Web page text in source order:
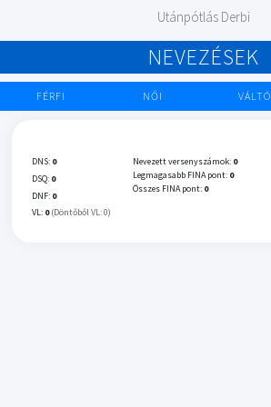
Utánpótlás Derbi
NEVEZÉSEK
FÉRFI NŐI VÁLTÓ
DNS: 0
DSQ: 0
DNF: 0
VL: 0 (Döntőből VL: 0)
Nevezett versenyszámok: 0
Legmagasabb FINA pont: 0
Összes FINA pont: 0